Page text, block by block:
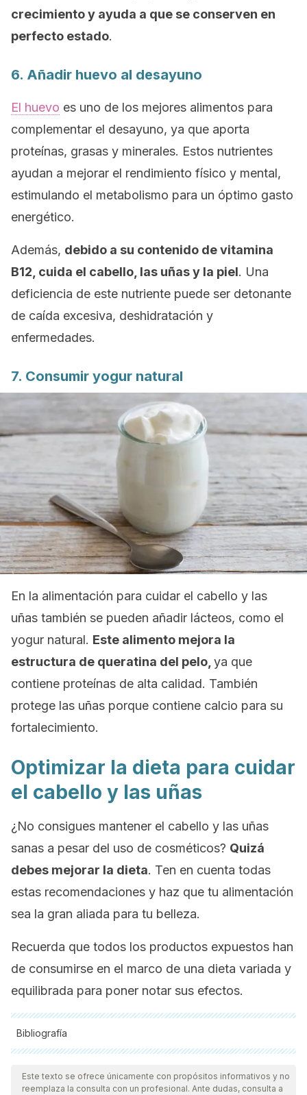
crecimiento y ayuda a que se conserven en
perfecto estado.
6. Añadir huevo al desayuno
El huevo es uno de los mejores alimentos para
complementar el desayuno, ya que aporta
proteínas, grasas y minerales. Estos nutrientes
ayudan a mejorar el rendimiento físico y mental,
estimulando el metabolismo para un óptimo gasto
energético.
Además, debido a su contenido de vitamina
B12, cuida el cabello, las uñas y la piel. Una
deficiencia de este nutriente puede ser detonante
de caída excesiva, deshidratación y
enfermedades.
7. Consumir yogur natural
En la alimentación para cuidar el cabello y las
uñas también se pueden añadir lácteos, como el
yogur natural. Este alimento mejora la
estructura de queratina del pelo, ya que
contiene proteínas de alta calidad. También
protege las uñas porque contiene calcio para su
fortalecimiento.
Optimizar la dieta para cuidar
el cabello y las uñas
¿No consigues mantener el cabello y las uñas
sanas a pesar del uso de cosméticos? Quizá
debes mejorar la dieta. Ten en cuenta todas
estas recomendaciones y haz que tu alimentación
sea la gran aliada para tu belleza.
Recuerda que todos los productos expuestos han
de consumirse en el marco de una dieta variada y
equilibrada para poner notar sus efectos.
Bibliografía
Todas las fuentes citadas fueron revisadas a profundidad por
nuestro equipo, para asegurar su calidad, confiabilidad,
vigencia y validez.La bibliografía de este artículo fue
Este texto se ofrece únicamente con propósitos informativos y no
reemplaza la consulta con un profesional. Ante dudas, consulta a